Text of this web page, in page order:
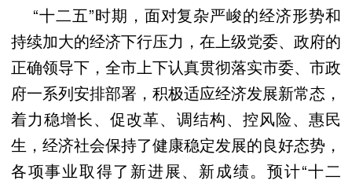
“十二五”时期，面对复杂严峻的经济形势和
持续加大的经济下行压力，在上级党委、政府的
正确领导下，全市上下认真贯彻落实市委、市政
府一系列安排部署，积极适应经济发展新常态，
着力稳增长、促改革、调结构、控风险、惠民
生，经济社会保持了健康稳定发展的良好态势，
各项事业取得了新进展、新成绩。预计“十二